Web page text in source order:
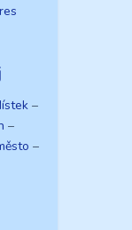
–
–
–